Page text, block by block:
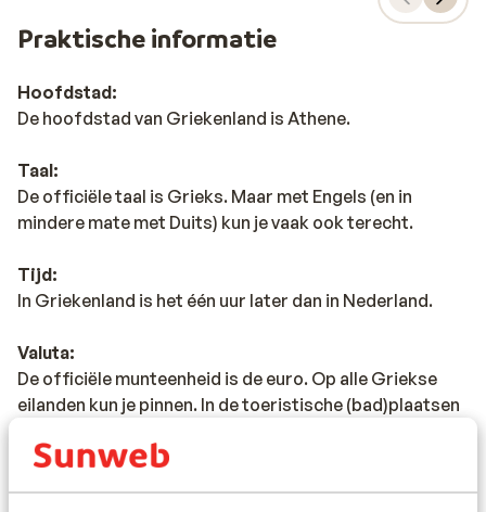
Praktische informatie
Hoofdstad:
De hoofdstad van Griekenland is Athene.
Taal:
De officiële taal is Grieks. Maar met Engels (en in
mindere mate met Duits) kun je vaak ook terecht.
Tijd:
In Griekenland is het één uur later dan in Nederland.
Valuta:
De officiële munteenheid is de euro. Op alle Griekse
eilanden kun je pinnen. In de toeristische (bad)plaatsen
met een credit card? Ook deze worden op veel plaatsen